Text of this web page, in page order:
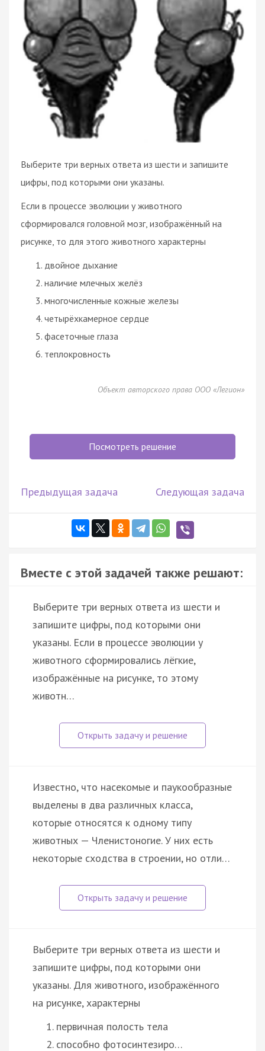
Выберите три верных ответа из шести и запишите
цифры, под которыми они указаны.
Если в процессе эволюции у животного
сформировался головной мозг, изображённый на
рисунке, то для этого животного характерны
двойное дыхание
наличие млечных желёз
многочисленные кожные железы
четырёхкамерное сердце
фасеточные глаза
теплокровность
Объект авторского права ООО «Легион»
Посмотреть решение
Предыдущая задача Следующая задача
Вместе с этой задачей также решают:
Выберите три верных ответа из шести и
запишите цифры, под которыми они
указаны. Если в процессе эволюции у
животного сформировались лёгкие,
изображённые на рисунке, то этому
животн…
Известно, что насекомые и паукообразные
выделены в два различных класса,
которые относятся к одному типу
животных — Членистоногие. У них есть
некоторые сходства в строении, но отли…
Выберите три верных ответа из шести и
запишите цифры, под которыми они
указаны. Для животного, изображённого
на рисунке, характерны
первичная полость тела
способно фотосинтезиро…